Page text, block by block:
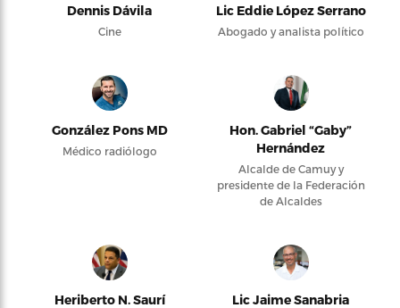
Dennis Dávila
Cine
Lic Eddie López Serrano
Abogado y analista político
González Pons MD
Médico radiólogo
Hon. Gabriel “Gaby”
Hernández
Alcalde de Camuy y
presidente de la Federación
de Alcaldes
Heriberto N. Saurí Lic Jaime Sanabria